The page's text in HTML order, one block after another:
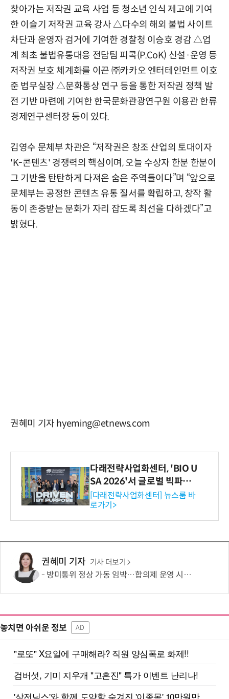
찾아가는 저작권 교육 사업 등 청소년 인식 제고에 기여
한 이슬기 저작권 교육 강사 △다수의 해외 불법 사이트
차단과 운영자 검거에 기여한 경찰청 이승호 경감 △업
계 최초 불법유통대응 전담팀 피콕(P.CoK) 신설·운영 등
저작권 보호 체계화를 이끈 ㈜카카오 엔터테인먼트 이호
준 법무실장 △문화통상 연구 등을 통한 저작권 정책 발
전 기반 마련에 기여한 한국문화관광연구원 이용관 한류
경제연구센터장 등이 있다.
김영수 문체부 차관은 “저작권은 창조 산업의 토대이자
'K-콘텐츠' 경쟁력의 핵심이며, 오늘 수상자 한분 한분이
그 기반을 탄탄하게 다져온 숨은 주역들이다”며 “앞으로
문체부는 공정한 콘텐츠 유통 질서를 확립하고, 창작 활
동이 존중받는 문화가 자리 잡도록 최선을 다하겠다”고
밝혔다.
권혜미 기자 hyeming@etnews.com
다래전략사업화센터, 'BIO U
SA 2026'서 글로벌 빅파마
와의 비즈니스 미팅 지원…K
-바이오 해외 진출 교두보 확
보
[다래전략사업화센터] 뉴스룸 바
로가기>
권혜미 기자 기사 더보기
방미통위 정상 가동 임박…합의제 운영 시험대
놓치면 아쉬운 정보 AD